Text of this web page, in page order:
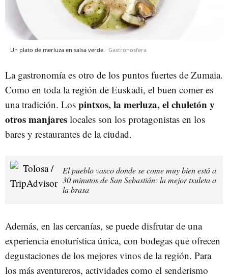
Un plato de merluza en salsa verde. Gastronosfera
La gastronomía es otro de los puntos fuertes de Zumaia.
Como en toda la región de Euskadi, el buen comer es
una tradición. Los pintxos, la merluza, el chuletón y
otros manjares locales son los protagonistas en los
bares y restaurantes de la ciudad.
El pueblo vasco donde se come muy bien está a
30 minutos de San Sebastián: la mejor txuleta a
la brasa
Además, en las cercanías, se puede disfrutar de una
experiencia enoturística única, con bodegas que ofrecen
degustaciones de los mejores vinos de la región. Para
los más aventureros, actividades como el senderismo